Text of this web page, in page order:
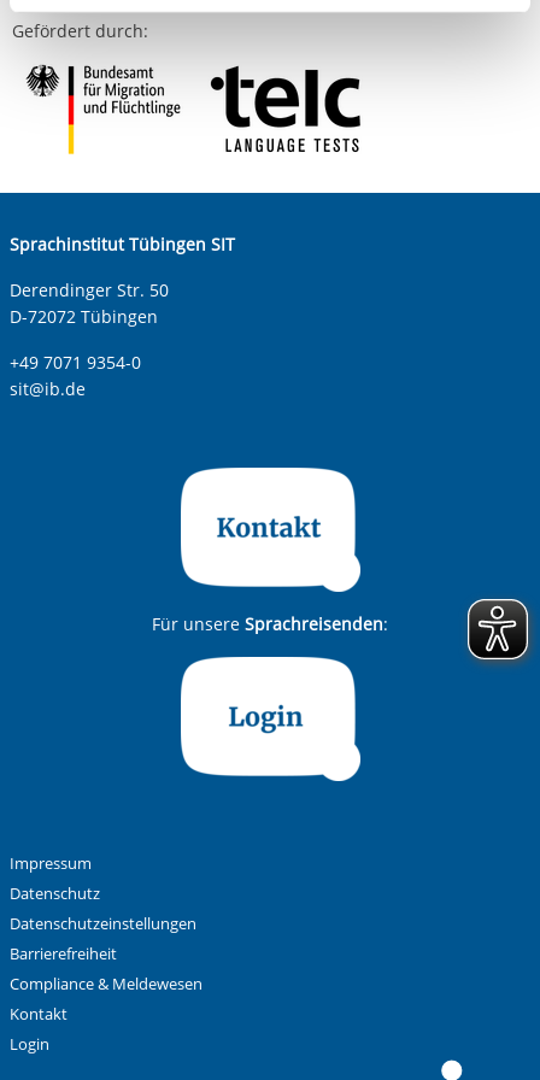
aufgerufenen und somit gewünschten Website-
Funktionen sind. Diese Cookies setzen wir aufgrund
berechtigter Interessen und daher unabhängig von einer
Einwilligung.
Gefördert durch:
Sprachinstitut Tübingen SIT
Derendinger Str. 50
D-72072 Tübingen
+49 7071 9354-0
sit@ib.de
Für unsere Sprachreisenden:
Impressum
Datenschutz
Datenschutzeinstellungen
Barrierefreiheit
Compliance & Meldewesen
Kontakt
Login